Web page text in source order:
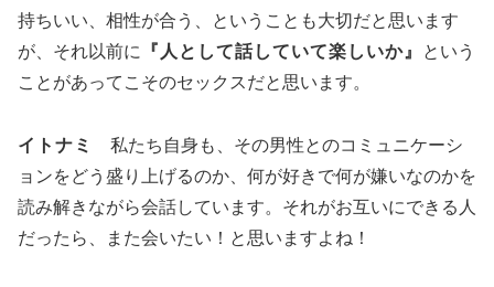
持ちいい、相性が合う、ということも大切だと思います
が、それ以前に
『人として話していて楽しいか』
という
ことがあってこそのセックスだと思います。
イトナミ
私たち自身も、その男性とのコミュニケーシ
ョンをどう盛り上げるのか、何が好きで何が嫌いなのかを
読み解きながら会話しています。それがお互いにできる人
だったら、また会いたい！と思いますよね！